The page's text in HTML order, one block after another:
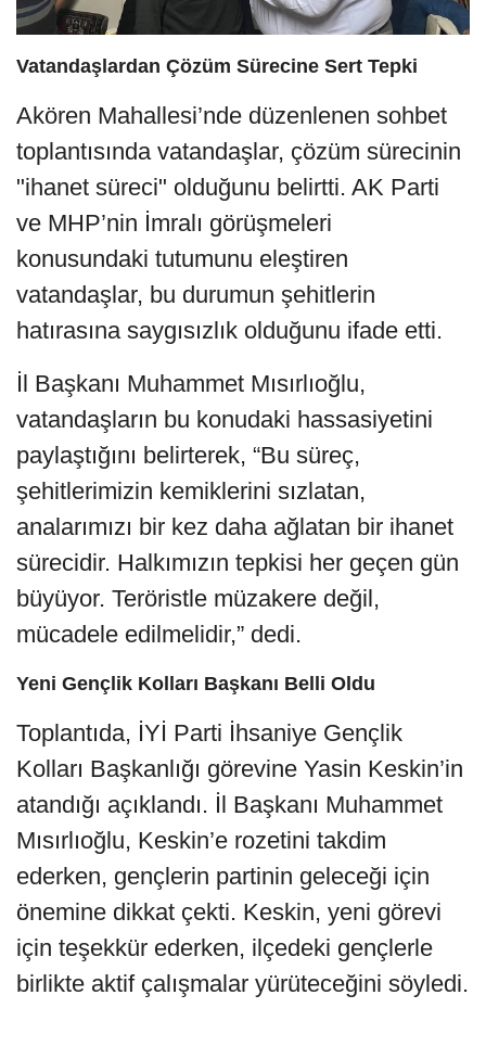
Vatandaşlardan Çözüm Sürecine Sert Tepki
Akören Mahallesi’nde düzenlenen sohbet
toplantısında vatandaşlar, çözüm sürecinin
"ihanet süreci" olduğunu belirtti. AK Parti
ve MHP’nin İmralı görüşmeleri
konusundaki tutumunu eleştiren
vatandaşlar, bu durumun şehitlerin
hatırasına saygısızlık olduğunu ifade etti.
İl Başkanı Muhammet Mısırlıoğlu,
vatandaşların bu konudaki hassasiyetini
paylaştığını belirterek, “Bu süreç,
şehitlerimizin kemiklerini sızlatan,
analarımızı bir kez daha ağlatan bir ihanet
sürecidir. Halkımızın tepkisi her geçen gün
büyüyor. Teröristle müzakere değil,
mücadele edilmelidir,” dedi.
Yeni Gençlik Kolları Başkanı Belli Oldu
Toplantıda, İYİ Parti İhsaniye Gençlik
Kolları Başkanlığı görevine Yasin Keskin’in
atandığı açıklandı. İl Başkanı Muhammet
Mısırlıoğlu, Keskin’e rozetini takdim
ederken, gençlerin partinin geleceği için
önemine dikkat çekti. Keskin, yeni görevi
için teşekkür ederken, ilçedeki gençlerle
birlikte aktif çalışmalar yürüteceğini söyledi.